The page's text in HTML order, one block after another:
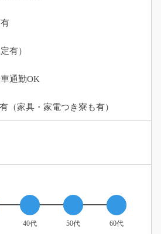
有）
通勤OK
（家具・家電つき寮も有）
40代 50代 60代